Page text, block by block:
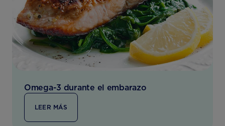
Omega-3 durante el embarazo
LEER MÁS